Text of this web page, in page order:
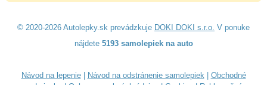
© 2020-2026 Autolepky.sk prevádzkuje DOKI DOKI s.r.o. V ponuke
nájdete 5193 samolepiek na auto
Návod na lepenie| Návod na odstránenie samolepiek| Obchodné